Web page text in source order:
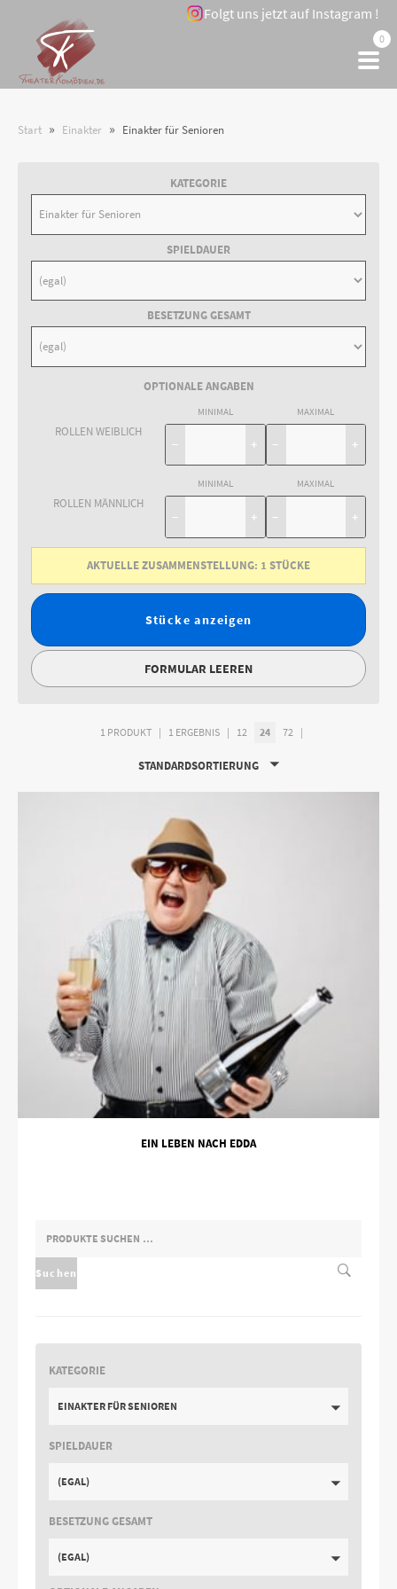
Folgt uns jetzt auf Instagram !
0
Start » Einakter » Einakter für Senioren
KATEGORIE
SPIELDAUER
BESETZUNG GESAMT
OPTIONALE ANGABEN
ROLLEN WEIBLICH
MINIMAL
− +
MAXIMAL
− +
ROLLEN MÄNNLICH
MINIMAL
− +
MAXIMAL
− +
AKTUELLE ZUSAMMENSTELLUNG: 1 STÜCKE
Stücke anzeigen
FORMULAR LEEREN
1 PRODUKT 1 ERGEBNIS 12 24 72
STANDARDSORTIERUNG
EIN LEBEN NACH EDDA
SUCHEN
NACH:
Suchen
KATEGORIE
EINAKTER FÜR SENIOREN
SPIELDAUER
(EGAL)
BESETZUNG GESAMT
(EGAL)